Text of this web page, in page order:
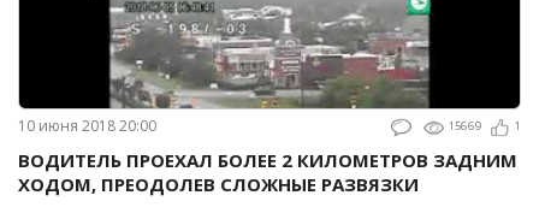
10 июня 2018 20:00 15669 1
ВОДИТЕЛЬ ПРОЕХАЛ БОЛЕЕ 2 КИЛОМЕТРОВ ЗАДНИМ
ХОДОМ, ПРЕОДОЛЕВ СЛОЖНЫЕ РАЗВЯЗКИ